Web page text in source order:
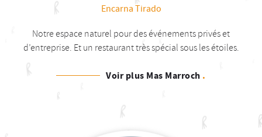
Encarna Tirado
Notre espace naturel pour des événements privés et
d’entreprise. Et un restaurant très spécial sous les étoiles.
Voir plus Mas Marroch .